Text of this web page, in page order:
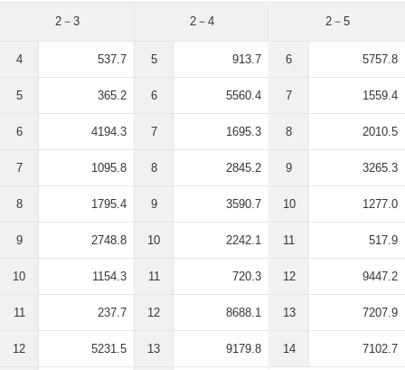
2－3
4 537.7
5 365.2
6 4194.3
7 1095.8
8 1795.4
9 2748.8
10 1154.3
11 237.7
12 5231.5
2－4
5 913.7
6 5560.4
7 1695.3
8 2845.2
9 3590.7
10 2242.1
11 720.3
12 8688.1
13 9179.8
2－5
6 5757.8
7 1559.4
8 2010.5
9 3265.3
10 1277.0
11 517.9
12 9447.2
13 7207.9
14 7102.7